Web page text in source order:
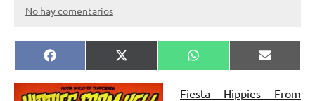
No hay comentarios
Compartir
en
Facebook
Compartir
en
X
(Twitter)
Compartir
en
WhatsApp
en
Email
Fiesta Hippies From